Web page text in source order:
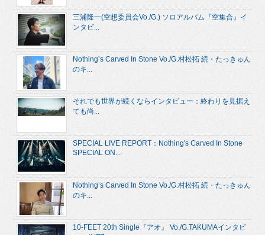
三浦隆一(空想委員会Vo./G.) ソロアルバム『空集合』イ
ンタビ...
Nothing’s Carved In Stone Vo./G.村松拓 続・たっきゅん
のキ...
それでも世界が続くならインタビュー：終わりを見据え
ても尚...
SPECIAL LIVE REPORT：Nothing's Carved In Stone
SPECIAL ON...
Nothing’s Carved In Stone Vo./G.村松拓 続・たっきゅん
のキ...
10-FEET 20th Single『アオ』 Vo./G.TAKUMAインタビ